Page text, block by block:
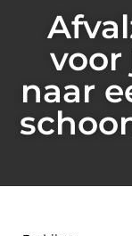
voor
naar